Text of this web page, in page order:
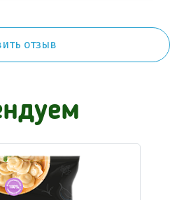
отзыв